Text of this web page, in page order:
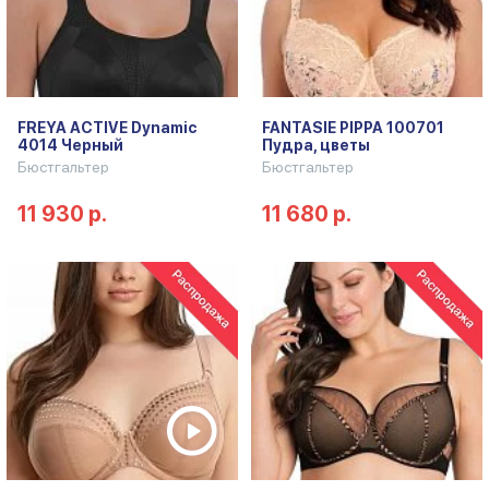
FREYA ACTIVE Dynamic
4014 Черный
Бюстгальтер
11 930 р.
FANTASIE PIPPA 100701
Пудра, цветы
Бюстгальтер
11 680 р.